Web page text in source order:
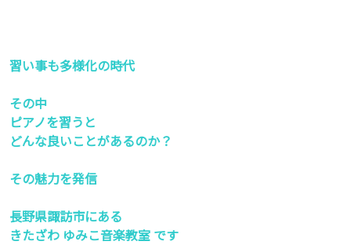
習い事も多様化の時代
その中
ピアノを習うと
どんな良いことがあるのか？
その魅力を発信
長野県諏訪市にある
きたざわ ゆみこ音楽教室 です